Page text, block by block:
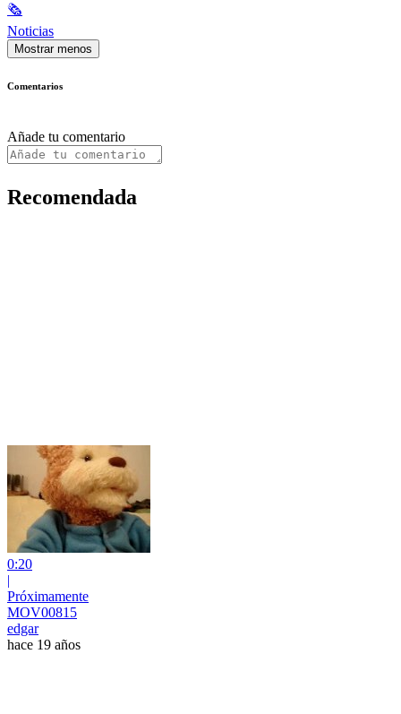
🗞
Noticias
Mostrar menos
Comentarios
Añade tu comentario
Recomendada
0:20
|
Próximamente
MOV00815
edgar
hace 19 años